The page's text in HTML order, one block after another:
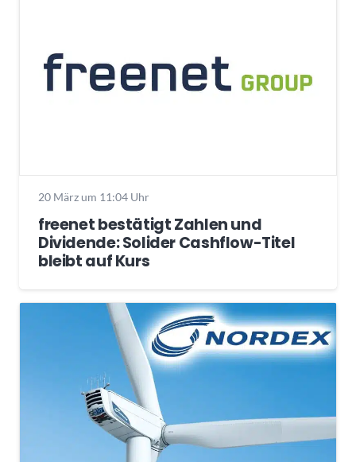
20 März um 11:04 Uhr
freenet bestätigt Zahlen und
Dividende: Solider Cashflow-Titel
bleibt auf Kurs